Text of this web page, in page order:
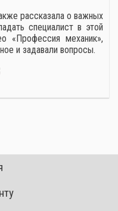
рассказала о важных
специалист в этой
«Профессия механик»,
и задавали вопросы.